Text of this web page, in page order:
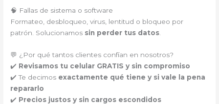
🧠 Fallas de sistema o software
Formateo, desbloqueo, virus, lentitud o bloqueo por
patrón. Solucionamos sin perder tus datos
💬 ¿Por qué tantos clientes confían en nosotros?
✔️ Revisamos tu celular GRATIS y sin compromiso
✔️ Te decimos exactamente qué tiene y si vale la pena
repararlo
✔️ Precios justos y sin cargos escondidos